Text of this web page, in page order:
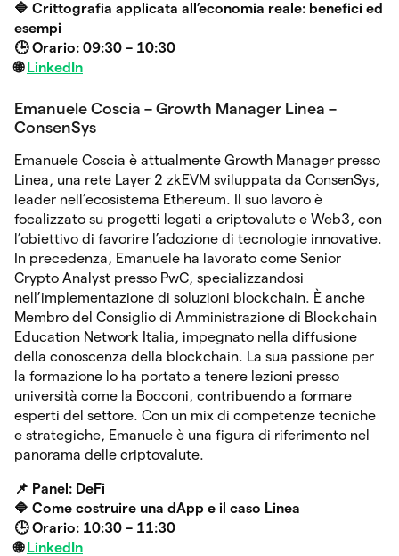
🔷 Crittografia applicata all’economia reale: benefici ed
esempi
🕒 Orario: 09:30 – 10:30
🌐 LinkedIn
Emanuele Coscia – Growth Manager Linea –
ConsenSys
Emanuele Coscia è attualmente Growth Manager presso
Linea, una rete Layer 2 zkEVM sviluppata da ConsenSys,
leader nell’ecosistema Ethereum. Il suo lavoro è
focalizzato su progetti legati a criptovalute e Web3, con
l’obiettivo di favorire l’adozione di tecnologie innovative.
In precedenza, Emanuele ha lavorato come Senior
Crypto Analyst presso PwC, specializzandosi
nell’implementazione di soluzioni blockchain. È anche
Membro del Consiglio di Amministrazione di Blockchain
Education Network Italia, impegnato nella diffusione
della conoscenza della blockchain. La sua passione per
la formazione lo ha portato a tenere lezioni presso
università come la Bocconi, contribuendo a formare
esperti del settore. Con un mix di competenze tecniche
e strategiche, Emanuele è una figura di riferimento nel
panorama delle criptovalute.
📌 Panel: DeFi
🔷 Come costruire una dApp e il caso Linea
🕒 Orario: 10:30 – 11:30
🌐 LinkedIn